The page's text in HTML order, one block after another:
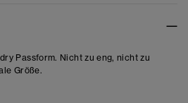
Passform. Nicht zu eng, nicht zu
Größe.